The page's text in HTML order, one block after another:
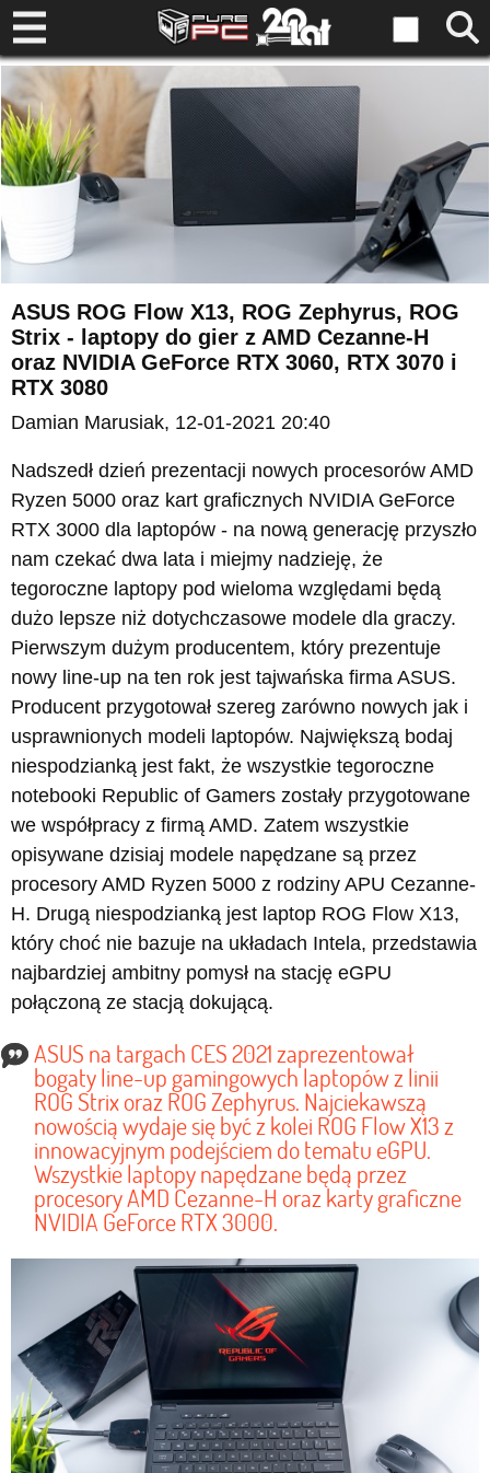
ASUS ROG Flow X13, ROG Zephyrus, ROG
Strix - laptopy do gier z AMD Cezanne-H
oraz NVIDIA GeForce RTX 3060, RTX 3070 i
RTX 3080
Damian Marusiak, 12-01-2021 20:40
Nadszedł dzień prezentacji nowych procesorów AMD
Ryzen 5000 oraz kart graficznych NVIDIA GeForce
RTX 3000 dla laptopów - na nową generację przyszło
nam czekać dwa lata i miejmy nadzieję, że
tegoroczne laptopy pod wieloma względami będą
dużo lepsze niż dotychczasowe modele dla graczy.
Pierwszym dużym producentem, który prezentuje
nowy line-up na ten rok jest tajwańska firma ASUS.
Producent przygotował szereg zarówno nowych jak i
usprawnionych modeli laptopów. Największą bodaj
niespodzianką jest fakt, że wszystkie tegoroczne
notebooki Republic of Gamers zostały przygotowane
we współpracy z firmą AMD. Zatem wszystkie
opisywane dzisiaj modele napędzane są przez
procesory AMD Ryzen 5000 z rodziny APU Cezanne-
H. Drugą niespodzianką jest laptop ROG Flow X13,
który choć nie bazuje na układach Intela, przedstawia
najbardziej ambitny pomysł na stację eGPU
połączoną ze stacją dokującą.
ASUS na targach CES 2021 zaprezentował
bogaty line-up gamingowych laptopów z linii
ROG Strix oraz ROG Zephyrus. Najciekawszą
nowością wydaje się być z kolei ROG Flow X13 z
innowacyjnym podejściem do tematu eGPU.
Wszystkie laptopy napędzane będą przez
procesory AMD Cezanne-H oraz karty graficzne
NVIDIA GeForce RTX 3000.